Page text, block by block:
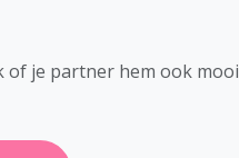
of je partner hem ook mooi